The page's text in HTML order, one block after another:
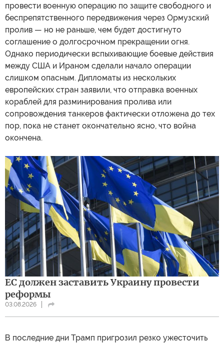
провести военную операцию по защите свободного и
беспрепятственного передвижения через Ормузский
пролив — но не раньше, чем будет достигнуто
соглашение о долгосрочном прекращении огня.
Однако периодически вспыхивающие боевые действия
между США и Ираном сделали начало операции
слишком опасным. Дипломаты из нескольких
европейских стран заявили, что отправка военных
кораблей для разминирования пролива или
сопровождения танкеров фактически отложена до тех
пор, пока не станет окончательно ясно, что война
окончена.
ЕС должен заставить Украину провести
реформы
03.08.2026
В последние дни Трамп пригрозил резко ужесточить